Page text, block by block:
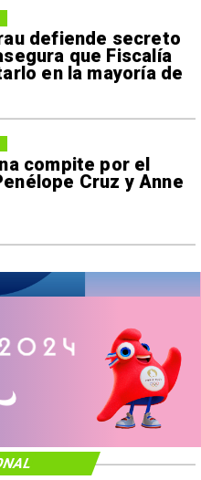
defiende secreto
que Fiscalía
en la mayoría de
compite por el
Cruz y Anne